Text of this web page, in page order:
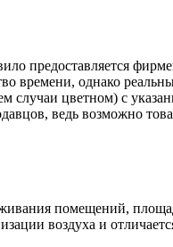
предоставляется
времени, однако
случаи цветном) с
ведь возможно
помещений,
воздуха и